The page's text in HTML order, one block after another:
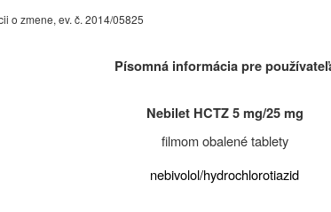
o zmene, ev. č. 2014/05825
Písomná informácia pre
Nebilet HCTZ 5 mg/25 mg
filmom obalené tablety
nebivolol/hydrochlorotiazid